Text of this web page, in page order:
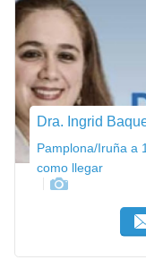
Dra. Ingrid
Pamplona/Iruña a
como llegar